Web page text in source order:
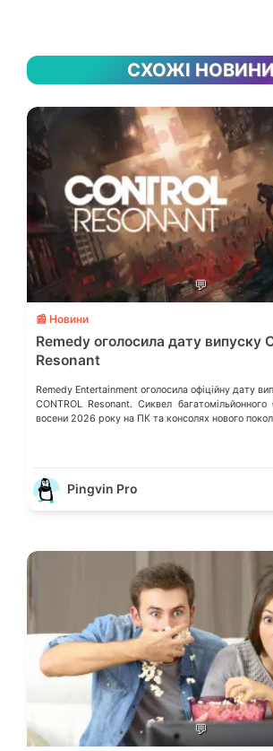
СХОЖІ
💬
📰 Новини
Remedy оголосила дату випуску
Resonant
Remedy Entertainment оголосила офіційну дату
CONTROL Resonant. Сиквел
восени 2026 року на ПК та консолях нового
Pingvin Pro
💬